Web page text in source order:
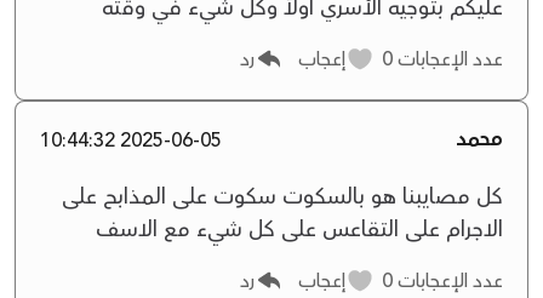
عليكم بتوجيه الأسري اولاً وكل شيء في وقته
عدد الإعجابات إعجاب رد
محمد 2025-06-05 10:44:32
كل مصايبنا هو بالسكوت سكوت على المذابح على
الاجرام على التقاعس على كل شيء مع الاسف
عدد الإعجابات إعجاب رد